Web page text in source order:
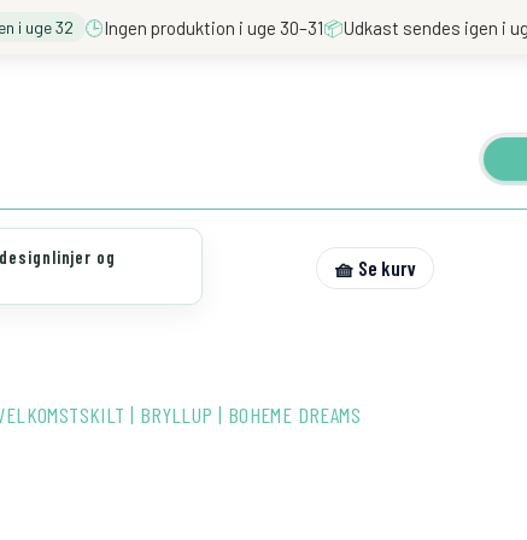
i uge 32 🕒Ingen produktion i uge 30–31📦Udkast sendes igen i
og
🧺 Se kurv
| BRYLLUP | BOHEME DREAMS